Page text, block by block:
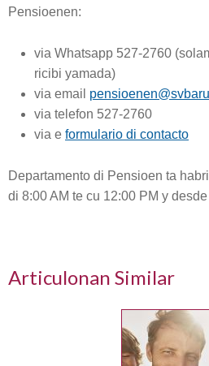
Pensioenen:
via Whatsapp 527-2760
ricibi yamada)
via email
via telefon 527-2760
via e formulario di contacto
Departamento di Pensioen ta
di 8:00 AM te cu 12:00 PM y
Articulonan Similar